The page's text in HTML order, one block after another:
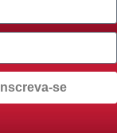
Inscreva-se